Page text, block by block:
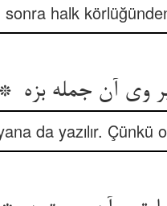
halk
da yazılır. Çünkü